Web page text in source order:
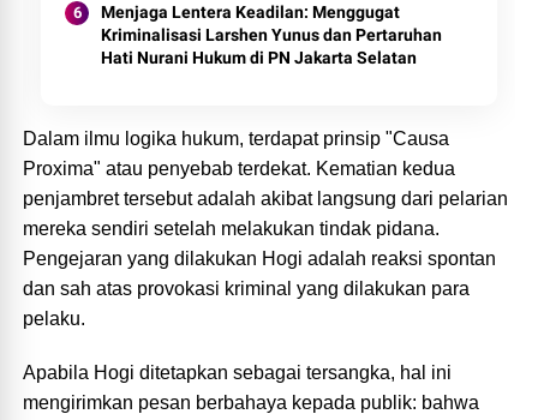
Menjaga Lentera Keadilan: Menggugat
Kriminalisasi Larshen Yunus dan Pertaruhan
Hati Nurani Hukum di PN Jakarta Selatan
Dalam ilmu logika hukum, terdapat prinsip "Causa
Proxima" atau penyebab terdekat. Kematian kedua
penjambret tersebut adalah akibat langsung dari pelarian
mereka sendiri setelah melakukan tindak pidana.
Pengejaran yang dilakukan Hogi adalah reaksi spontan
dan sah atas provokasi kriminal yang dilakukan para
pelaku.
Apabila Hogi ditetapkan sebagai tersangka, hal ini
mengirimkan pesan berbahaya kepada publik: bahwa